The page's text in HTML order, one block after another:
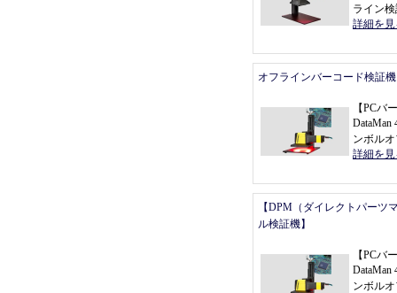
ライン
詳細を
オフラインバーコード検証機
【PCバ
DataMan
ンボル
詳細を
【DPM（ダイレクトパーツ
ル検証機】
【PCバ
DataMan
ンボル